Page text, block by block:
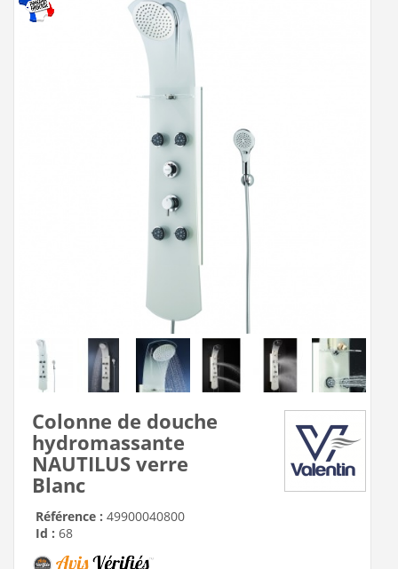
Colonne de douche
hydromassante
NAUTILUS verre
Blanc
Référence : 49900040800
Id : 68